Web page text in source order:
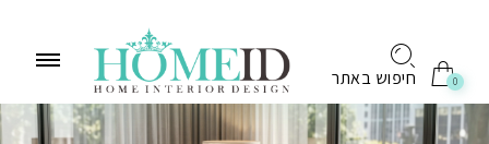
חיפוש באתר 0